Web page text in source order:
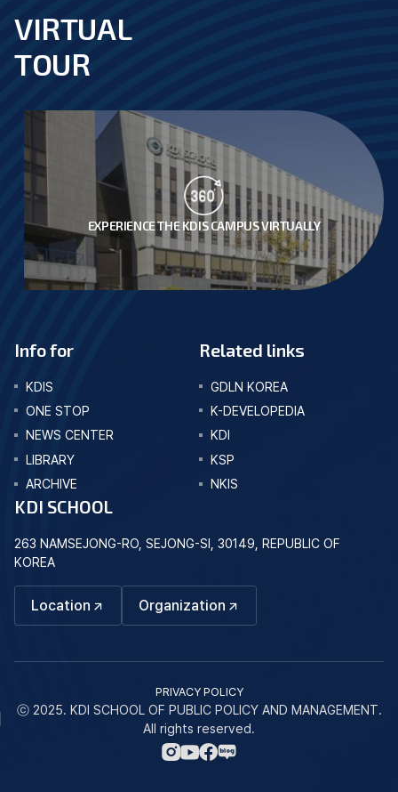
footer
VIRTUAL
TOUR
EXPERIENCE THE KDIS CAMPUS VIRTUALLY
Info for
KDIS
ONE STOP
NEWS CENTER
LIBRARY
ARCHIVE
Related links
GDLN KOREA
K-DEVELOPEDIA
KDI
KSP
NKIS
KDI SCHOOL
263 NAMSEJONG-RO, SEJONG-SI, 30149, REPUBLIC OF
KOREA
Location Organization
PRIVACY POLICY
ⓒ 2025. KDI SCHOOL OF PUBLIC POLICY AND MANAGEMENT.
All rights reserved.
인
유
페
네